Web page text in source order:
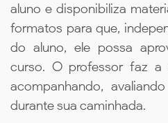
aluno e disponibiliza
formatos para que,
do aluno, ele possa
curso. O professor faz a
acompanhando,
durante sua caminhada.